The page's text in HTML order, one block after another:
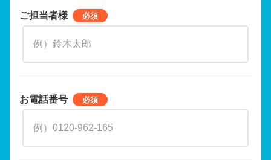
ご担当者様
お電話番号